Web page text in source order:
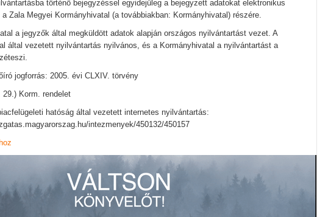
történő bejegyzéssel egyidejűleg a bejegyzett adatokat elektronikus
Zala Megyei Kormányhivatal (a továbbiakban: Kormányhivatal) részére.
a jegyzők által megküldött adatok alapján országos nyilvántartást vezet. A
által vezetett nyilvántartás nyilvános, és a Kormányhivatal a nyilvántartást a
jogforrás: 2005. évi CLXIV. törvény
29.) Korm. rendelet
hatóság által vezetett internetes nyilvántartás:
intezmenyek/450132/450157